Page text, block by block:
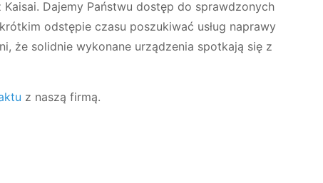
Dajemy Państwu dostęp do sprawdzonych
odstępie czasu poszukiwać usług naprawy
że solidnie wykonane urządzenia spotkają się z
z naszą firmą.